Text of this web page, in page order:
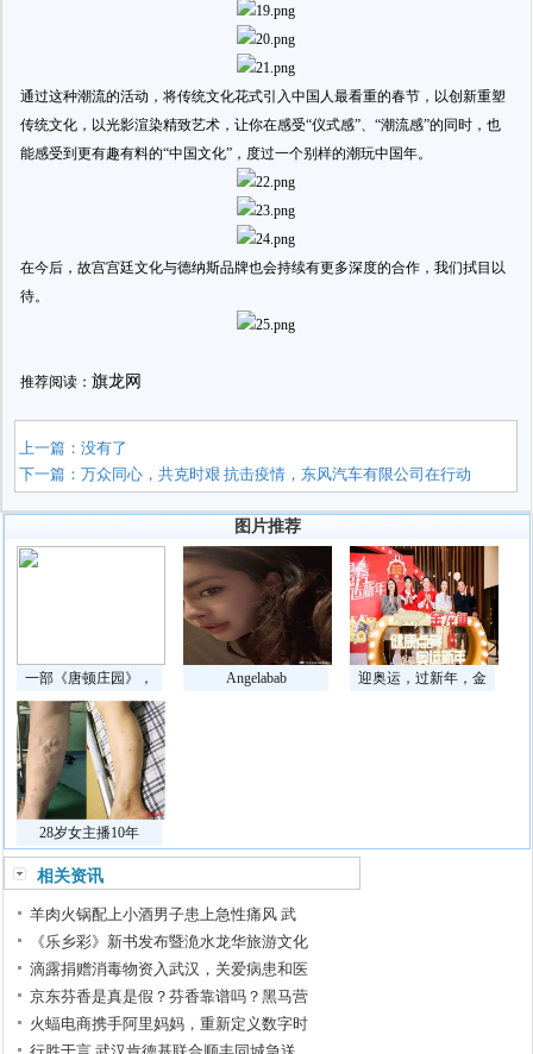
通过这种潮流的活动，将传统文化花式引入中国人最看重的春节，以创新重塑
传统文化，以光影渲染精致艺术，让你在感受“仪式感”、“潮流感”的同时，也
能感受到更有趣有料的“中国文化”，度过一个别样的潮玩中国年。
在今后，故宫宫廷文化与德纳斯品牌也会持续有更多深度的合作，我们拭目以
待。
推荐阅读： 旗龙网
上一篇：没有了
下一篇：万众同心，共克时艰 抗击疫情，东风汽车有限公司在行动
图片推荐
一部《唐顿庄园》， Angelabab 迎奥运，过新年，金
28岁女主播10年
相关资讯
羊肉火锅配上小酒男子患上急性痛风 武
《乐乡彩》新书发布暨洈水龙华旅游文化
滴露捐赠消毒物资入武汉，关爱病患和医
京东芬香是真是假？芬香靠谱吗？黑马营
火蝠电商携手阿里妈妈，重新定义数字时